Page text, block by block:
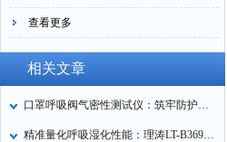
查看更多
相关文章
口罩呼吸阀气密性测试仪：筑牢防护口罩的质量关卡
精准量化呼吸湿化性能：理涛LT-B369湿化器数据采集装置技术解析